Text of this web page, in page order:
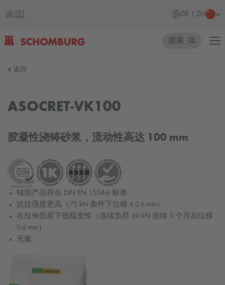
DE | ZH
国
搜索
返回
ASOCRET-VK100
胶凝性浇铸砂浆，流动性高达 100 mm
锚固产品符合 DIN EN 1504-6 标准
抗拉强度更高（75 kN 条件下位移 ≤ 0.6 mm）
在拉伸负荷下低蠕变性（连续负荷 50 kN 连续 3 个月后位移
0.6 mm）
无氯